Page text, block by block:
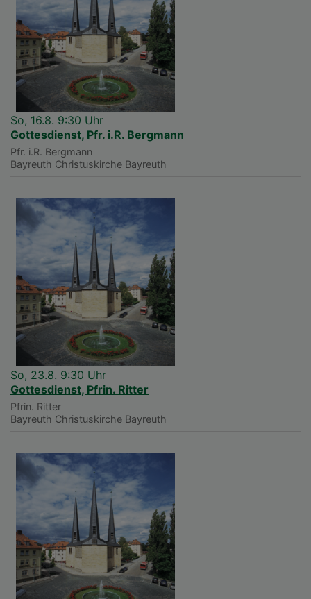
So, 16.8. 9:30 Uhr
Gottesdienst, Pfr. i.R. Bergmann
Pfr. i.R. Bergmann
Bayreuth Christuskirche Bayreuth
So, 23.8. 9:30 Uhr
Gottesdienst, Pfrin. Ritter
Pfrin. Ritter
Bayreuth Christuskirche Bayreuth